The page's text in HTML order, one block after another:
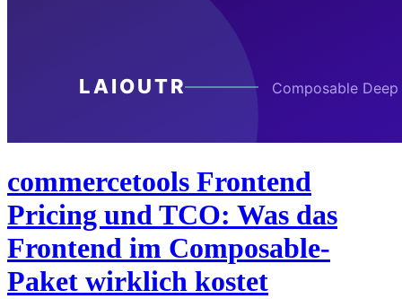
commercetools Frontend
Pricing und TCO: Was das
Frontend im Composable-
Paket wirklich kostet